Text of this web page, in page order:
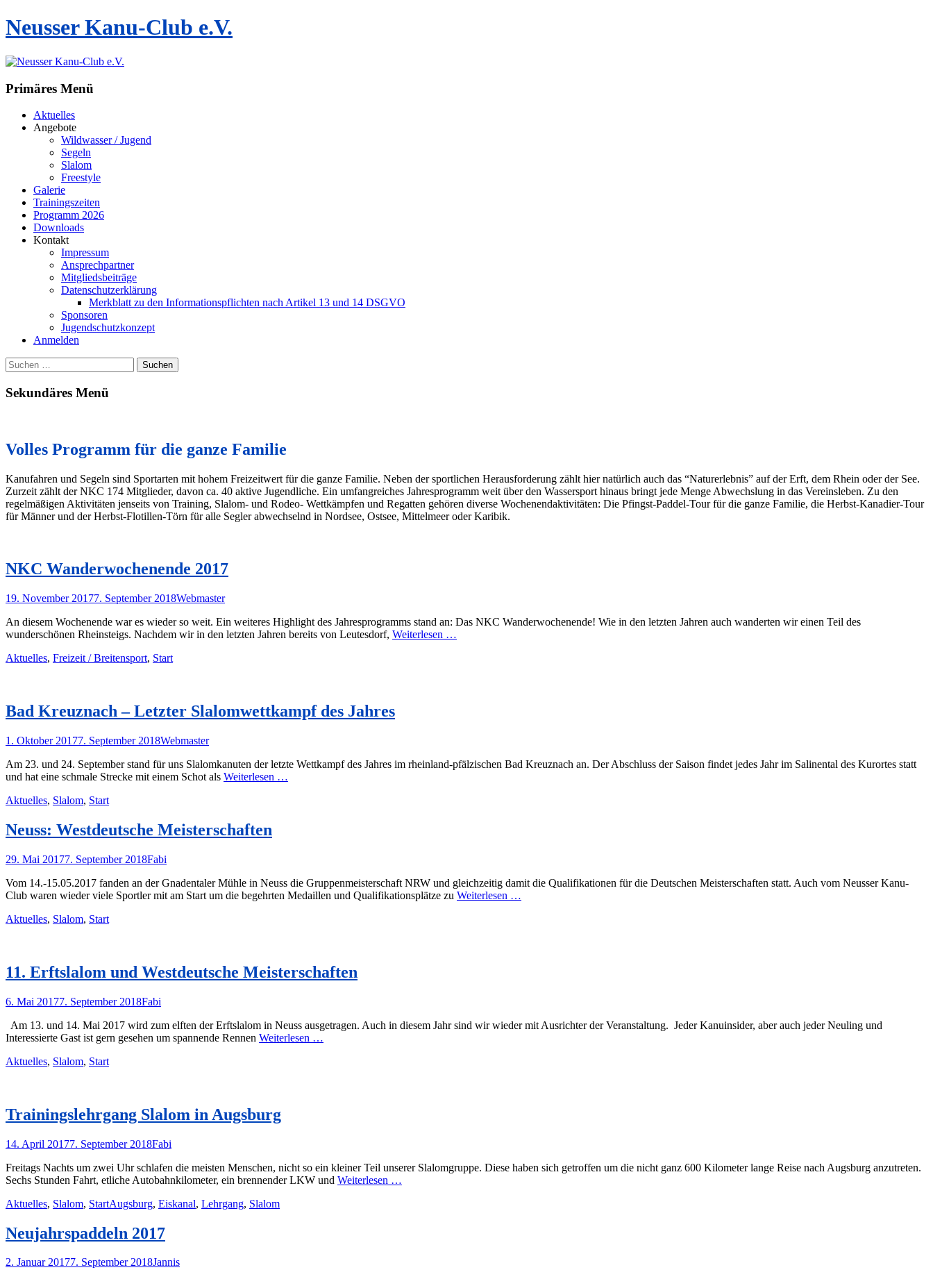
Neusser Kanu-Club e.V.
Primäres Menü
Zum
Inhalt
Aktuelles
Angebote
Wildwasser / Jugend
Segeln
Slalom
Freestyle
Galerie
Trainingszeiten
Programm 2026
Downloads
Kontakt
Impressum
Ansprechpartner
Mitgliedsbeiträge
Datenschutzerklärung
Merkblatt zu den Informationspflichten nach Artikel 13 und 14 DSGVO
Sponsoren
Jugendschutzkonzept
Anmelden
Suchen
Suchen
nach:
Sekundäres Menü
springen
Volles Programm für die ganze Familie
Kanufahren und Segeln sind Sportarten mit hohem Freizeitwert für die ganze Familie. Neben der sportlichen Herausforderung zählt hier natürlich auch das “Naturerlebnis” auf der Erft, dem Rhein oder der See.
Zurzeit zählt der NKC 174 Mitglieder, davon ca. 40 aktive Jugendliche. Ein umfangreiches Jahresprogramm weit über den Wassersport hinaus bringt jede Menge Abwechslung in das Vereinsleben. Zu den
regelmäßigen Aktivitäten jenseits von Training, Slalom- und Rodeo- Wettkämpfen und Regatten gehören diverse Wochenendaktivitäten: Die Pfingst-Paddel-Tour für die ganze Familie, die Herbst-Kanadier-Tour
für Männer und der Herbst-Flotillen-Törn für alle Segler abwechselnd in Nordsee, Ostsee, Mittelmeer oder Karibik.
NKC Wanderwochenende 2017
Posted
19. November 20177. September 2018Autor
Webmaster
An diesem Wochenende war es wieder so weit. Ein weiteres Highlight des Jahresprogramms stand an: Das NKC Wanderwochenende! Wie in den letzten Jahren auch wanderten wir einen Teil des
wunderschönen Rheinsteigs. Nachdem wir in den letzten Jahren bereits von Leutesdorf, Weiterlesen …
Kategorien
Aktuelles, Freizeit / Breitensport, Start
Bad Kreuznach – Letzter Slalomwettkampf des Jahres
Posted
1. Oktober 20177. September 2018Autor
Webmaster
Am 23. und 24. September stand für uns Slalomkanuten der letzte Wettkampf des Jahres im rheinland-pfälzischen Bad Kreuznach an. Der Abschluss der Saison findet jedes Jahr im Salinental des Kurortes statt
und hat eine schmale Strecke mit einem Schot als Weiterlesen …
Kategorien
Aktuelles, Slalom, Start
Neuss: Westdeutsche Meisterschaften
Posted
29. Mai 20177. September 2018Autor
Fabi
Vom 14.-15.05.2017 fanden an der Gnadentaler Mühle in Neuss die Gruppenmeisterschaft NRW und gleichzeitig damit die Qualifikationen für die Deutschen Meisterschaften statt. Auch vom Neusser Kanu-
Club waren wieder viele Sportler mit am Start um die begehrten Medaillen und Qualifikationsplätze zu Weiterlesen …
Kategorien
Aktuelles, Slalom, Start
11. Erftslalom und Westdeutsche Meisterschaften
Posted
6. Mai 20177. September 2018Autor
Fabi
Am 13. und 14. Mai 2017 wird zum elften der Erftslalom in Neuss ausgetragen. Auch in diesem Jahr sind wir wieder mit Ausrichter der Veranstaltung. Jeder Kanuinsider, aber auch jeder Neuling und
Interessierte Gast ist gern gesehen um spannende Rennen Weiterlesen …
Kategorien
Aktuelles, Slalom, Start
Trainingslehrgang Slalom in Augsburg
Posted
14. April 20177. September 2018Autor
Fabi
Freitags Nachts um zwei Uhr schlafen die meisten Menschen, nicht so ein kleiner Teil unserer Slalomgruppe. Diese haben sich getroffen um die nicht ganz 600 Kilometer lange Reise nach Augsburg anzutreten.
Sechs Stunden Fahrt, etliche Autobahnkilometer, ein brennender LKW und Weiterlesen …
Kategorien
Aktuelles, Slalom, StartSchlagworte
Augsburg, Eiskanal, Lehrgang, Slalom
Neujahrspaddeln 2017
Posted
2. Januar 20177. September 2018Autor
Jannis